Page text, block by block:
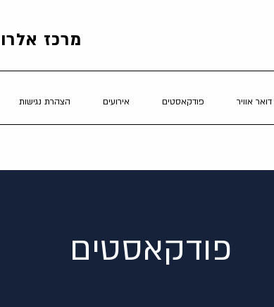
מרכז
דואר אוויר פודקאסטים אירועים הצהרת נגישות
פודקאסטים